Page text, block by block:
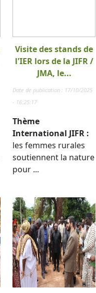
Visite des stands de
l'IER lors de la JIFR /
JMA, le...
Date de publication : 17/10/2025
- 16:25:17
Thème
International JIFR :
les femmes rurales
soutiennent la nature
pour ...